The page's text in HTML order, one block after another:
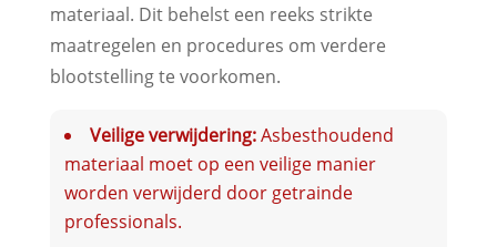
materiaal. Dit behelst een reeks strikte
maatregelen en procedures om verdere
blootstelling te voorkomen.
Veilige verwijdering:Asbesthoudend
materiaal moet op een veilige manier
worden verwijderd door getrainde
professionals.